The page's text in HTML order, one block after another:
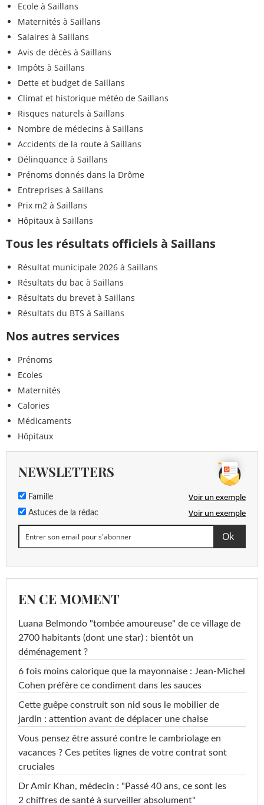
Ecole à Saillans
Maternités à Saillans
Salaires à Saillans
Avis de décès à Saillans
Impôts à Saillans
Dette et budget de Saillans
Climat et historique météo de Saillans
Risques naturels à Saillans
Nombre de médecins à Saillans
Accidents de la route à Saillans
Délinquance à Saillans
Prénoms donnés dans la Drôme
Entreprises à Saillans
Prix m2 à Saillans
Hôpitaux à Saillans
Tous les résultats officiels à Saillans
Résultat municipale 2026 à Saillans
Résultats du bac à Saillans
Résultats du brevet à Saillans
Résultats du BTS à Saillans
Nos autres services
Prénoms
Ecoles
Maternités
Calories
Médicaments
Hôpitaux
NEWSLETTERS
Famille Voir un exemple
Astuces de la rédac Voir un exemple
EN CE MOMENT
Luana Belmondo "tombée amoureuse" de ce village de
2700 habitants (dont une star) : bientôt un
déménagement ?
6 fois moins calorique que la mayonnaise : Jean-Michel
Cohen préfère ce condiment dans les sauces
Cette guêpe construit son nid sous le mobilier de
jardin : attention avant de déplacer une chaise
Vous pensez être assuré contre le cambriolage en
vacances ? Ces petites lignes de votre contrat sont
cruciales
Dr Amir Khan, médecin : "Passé 40 ans, ce sont les
2 chiffres de santé à surveiller absolument"